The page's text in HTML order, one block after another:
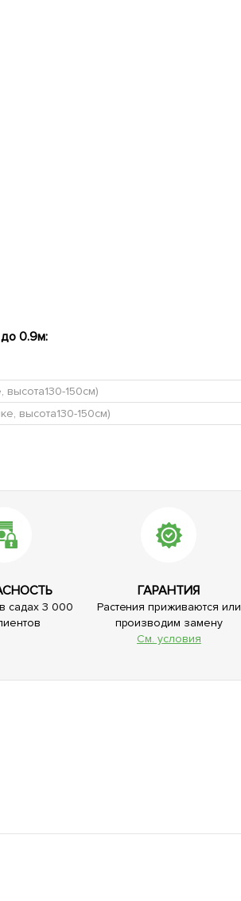
0.9м:
150см)
высота130-150см)
садах 3 000
ГАРАНТИЯ
Растения приживаются или
производим замену
См. условия